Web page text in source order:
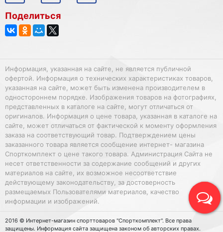
Поделиться
Информация, указанная на сайте, не является публичной
офертой. Информация о технических характеристиках товаров,
указанная на сайте, может быть изменена производителем в
одностороннем порядке. Изображения товаров на фотографиях,
представленных в каталоге на сайте, могут отличаться от
оригиналов. Информация о цене товара, указанная в каталоге на
сайте, может отличаться от фактической к моменту оформления
заказа на соответствующий товар. Подтверждением цены
заказанного товара является сообщение интернет- магазина
Спорткомплект о цене такого товара. Администрация Сайта не
несет ответственности за содержание сообщений и других
материалов на сайте, их возможное несоответствие
действующему законодательству, за достоверность
размещаемых Пользователями материалов, качество
информации и изображений.
2016 © Интернет-магазин спорттоваров "Спорткомплект". Все права
защищены. Информация сайта защищена законом об авторских правах.